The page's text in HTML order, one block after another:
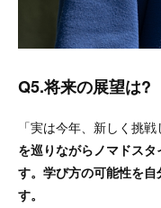
Q5.将来の展望は?
「実は今年、新しく挑
を巡りながらノマドス
す。学び方の可能性を
す。